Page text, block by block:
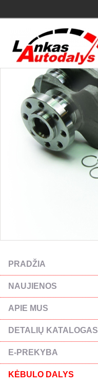
PRADŽIA
NAUJIENOS
APIE MUS
DETALIŲ KATALOGAS
E-PREKYBA
KĖBULO DALYS